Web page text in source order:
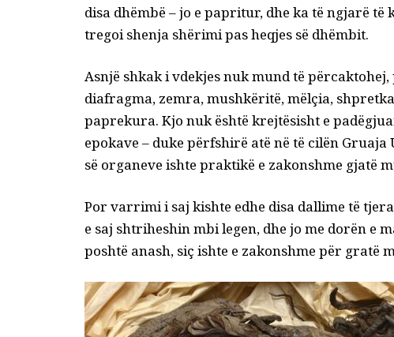
disa dhëmbë – jo e papritur, dhe ka të ngjarë
tregoi shenja shërimi pas heqjes së dhëmbit.
Asnjë shkak i vdekjes nuk mund të
diafragma, zemra, mushkëritë, mëlçia,
paprekura. Kjo nuk është krejtësisht e
epokave – duke përfshirë atë në të cilën
së organeve ishte praktikë e zakonshme gjatë
Por varrimi i saj kishte edhe disa dallime të
e saj shtriheshin mbi legen, dhe jo me dorën e
poshtë anash, siç ishte e zakonshme për gratë